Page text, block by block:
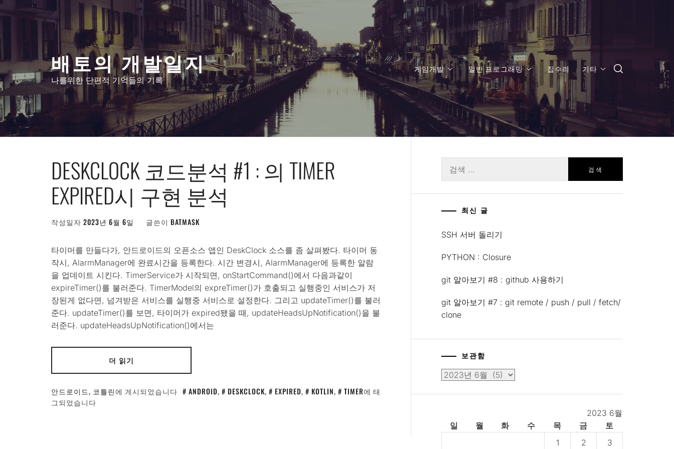
텐
뛰
기
배토의 개발일지
나를위한 단편적 기억들의 기록
게임개발 일반 프로그래밍 집수리 기타
DESKCLOCK 코드분석 #1 : 의 TIMER
EXPIRED시 구현 분석
작성일자 2023년 6월 6일 글쓴이 BATMASK
타이머를 만들다가, 안드로이드의 오픈소스 앱인 DeskClock 소스를 좀 살펴봤다. 타이머 동
작시, AlarmManager에 완료시간을 등록한다. 시간 변경시, AlarmManager에 등록한 알람
을 업데이트 시킨다. TimerService가 시작되면, onStartCommand()에서 다음과같이
expireTimer()를 불러준다. TimerModel의 expreTimer()가 호출되고 실행중인 서비스가 저
장된게 없다면, 넘겨받은 서비스를 실행중 서비스로 설정한다. 그리고 updateTimer()를 불러
준다. updateTimer()를 보면, 타이머가 expired됐을 때, updateHeadsUpNotification()을 불
러준다. updateHeadsUpNotification()에서는
더 읽기
안드로이드, 코틀린에 게시되었습니다 ANDROID, DESKCLOCK, EXPIRED, KOTLIN, TIMER에 태
그되었습니다
색:
최신 글
SSH 서버 돌리기
PYTHON : Closure
git 알아보기 #8 : github 사용하기
git 알아보기 #7 : git remote / push / pull / fetch/
clone
보관함
보
2023 6월
일
월 화 수 목 금
토
1
2 3